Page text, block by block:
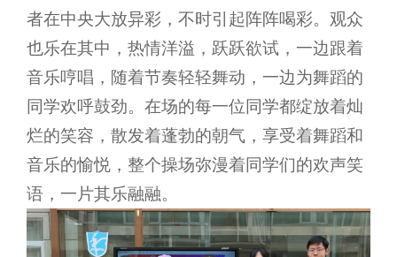
者在中央大放异彩，不时引起阵阵喝彩。观众
也乐在其中，热情洋溢，跃跃欲试，一边跟着
音乐哼唱，随着节奏轻轻舞动，一边为舞蹈的
同学欢呼鼓劲。在场的每一位同学都绽放着灿
烂的笑容，散发着蓬勃的朝气，享受着舞蹈和
音乐的愉悦，整个操场弥漫着同学们的欢声笑
语，一片其乐融融。